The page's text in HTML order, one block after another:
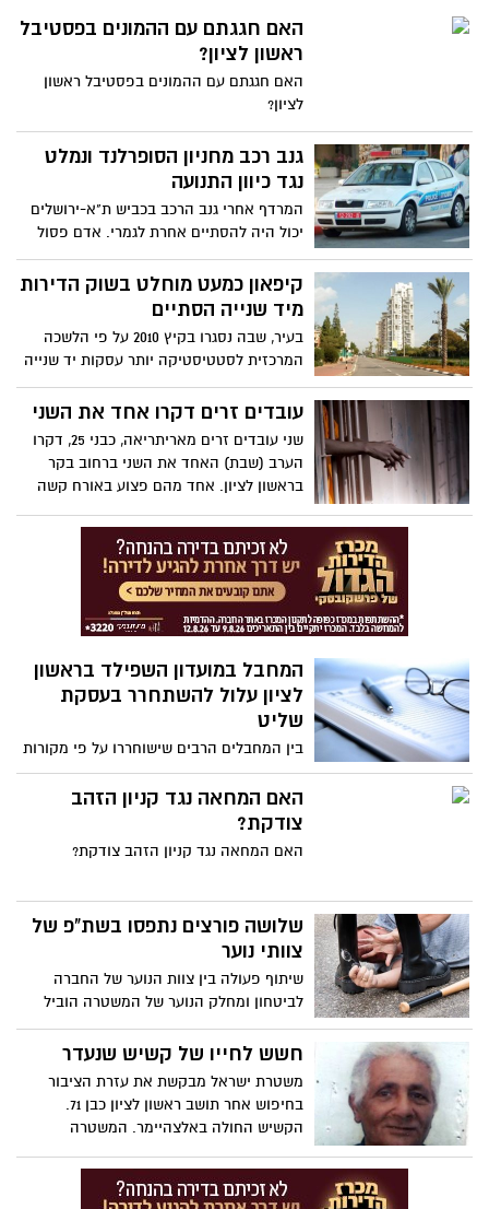
האם חגגתם עם ההמונים בפסטיבל
ראשון לציון?
האם חגגתם עם ההמונים בפסטיבל ראשון
לציון?
גנב רכב מחניון הסופרלנד ונמלט
נגד כיוון התנועה
המרדף אחרי גנב הרכב בכביש ת"א-ירושלים
יכול היה להסתיים אחרת לגמרי. אדם פסול
נהיגה שגנב רכב מחניון הסופרלנד, ניסה
בתחילה להימלט אבל כשהבין שהוא עומד
להיעצר הסתובב - ונמלט בנסיעה נגד כיוון
קיפאון כמעט מוחלט בשוק הדירות
מיד שנייה הסתיים
בעיר, שבה נסגרו בקיץ 2010 על פי הלשכה
המרכזית לסטטיסטיקה יותר עסקות יד שנייה
מבכל עיר במרכז הארץ, היה מדובר בקיץ 2011
במתחם נדל"ני מת.
עובדים זרים דקרו אחד את השני
שני עובדים זרים מאריתריאה, כבני 25, דקרו
הערב (שבת) האחד את השני ברחוב בקר
בראשון לציון. אחד מהם פצוע באורח קשה
המחבל במועדון השפילד בראשון
לציון עלול להשתחרר בעסקת
שליט
בין המחבלים הרבים שישוחררו על פי מקורות
פלסטינים גם וואליד אנג'ס שהעביר מטענים
ומתאבדים שהשתתפו לפיגוע במועדון
האם המחאה נגד קניון הזהב
צודקת?
האם המחאה נגד קניון הזהב צודקת?
שלושה פורצים נתפסו בשת"פ של
צוותי נוער
שיתוף פעולה בין צוות הנוער של החברה
לביטחון ומחלק הנוער של המשטרה הוביל
לתפיסתם של שלושה פורצים.
חשש לחייו של קשיש שנעדר
משטרת ישראל מבקשת את עזרת הציבור
בחיפוש אחר תושב ראשון לציון כבן 71.
הקשיש החולה באלצהיימר. המשטרה
הנעדר ומבקשת את עזרת הציבור.